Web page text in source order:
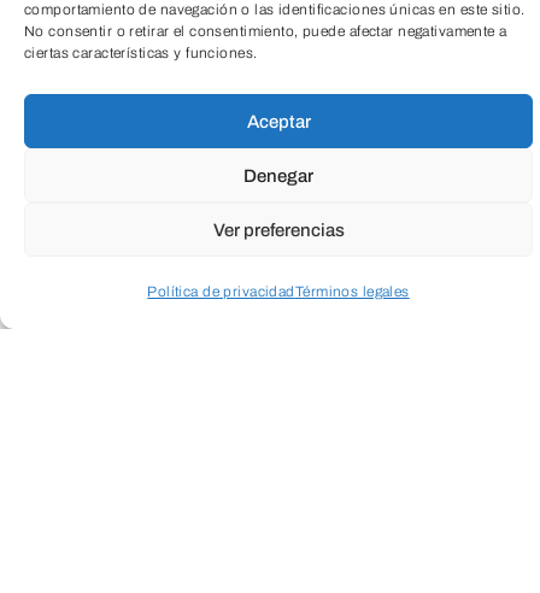
comportamiento de navegación o las identificaciones únicas en este sitio.
No consentir o retirar el consentimiento, puede afectar negativamente a
ciertas características y funciones.
Aceptar
Denegar
Ver preferencias
Política de privacidadTérminos legales